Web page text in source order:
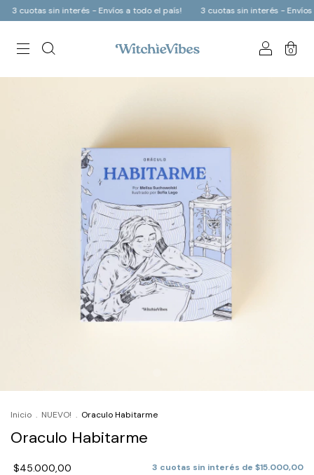
3 cuotas sin interés - Envíos a todo el país! 3 cuotas sin interés - Envíos
0
Inicio . NUEVO! . Oraculo Habitarme
Oraculo Habitarme
$45.000,00 3 cuotas sin interés de $15.000,00